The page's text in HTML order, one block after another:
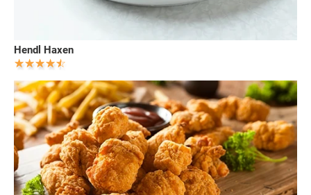
Hendl Haxen